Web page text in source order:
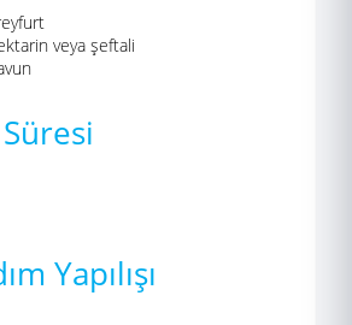
veya şeftali
Süresi
Yapılışı